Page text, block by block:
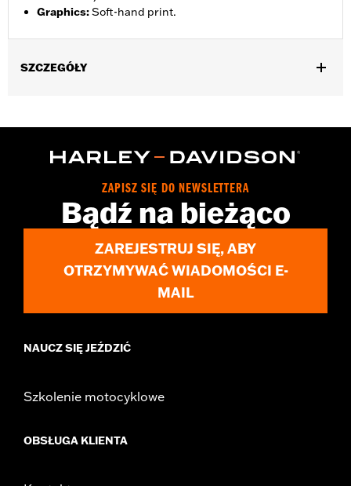
Graphics:Soft-hand print.
SZCZEGÓŁY
WARRANTY:2 year limited warranty - Go towww.h-
Imported
ZAPISZ SIĘ DO NEWSLETTERA
Bądź na bieżąco
ZAREJESTRUJ SIĘ, ABY
OTRZYMYWAĆ WIADOMOŚCI E-
MAIL
NAUCZ SIĘ JEŹDZIĆ
Szkolenie motocyklowe
OBSŁUGA KLIENTA